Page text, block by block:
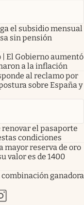
el subsidio mensual
sin pensión
El Gobierno aumentó
a la inflación
al reclamo por
sobre España y
el pasaporte
condiciones
mayor reserva de oro
valor es de 1400
ganadora
pestaña
nueva pestaña
en nueva pestaña
abre en nueva pestaña